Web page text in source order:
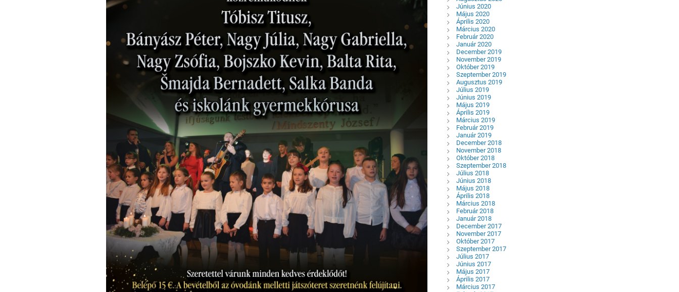
Június 2020
Május 2020
Április 2020
Március 2020
Február 2020
Január 2020
December 2019
November 2019
Október 2019
Szeptember 2019
Augusztus 2019
Július 2019
Június 2019
Május 2019
Április 2019
Március 2019
Február 2019
Január 2019
December 2018
November 2018
Október 2018
Szeptember 2018
Július 2018
Június 2018
Május 2018
Április 2018
Március 2018
Február 2018
Január 2018
December 2017
November 2017
Október 2017
Szeptember 2017
Július 2017
Június 2017
Május 2017
Április 2017
Március 2017